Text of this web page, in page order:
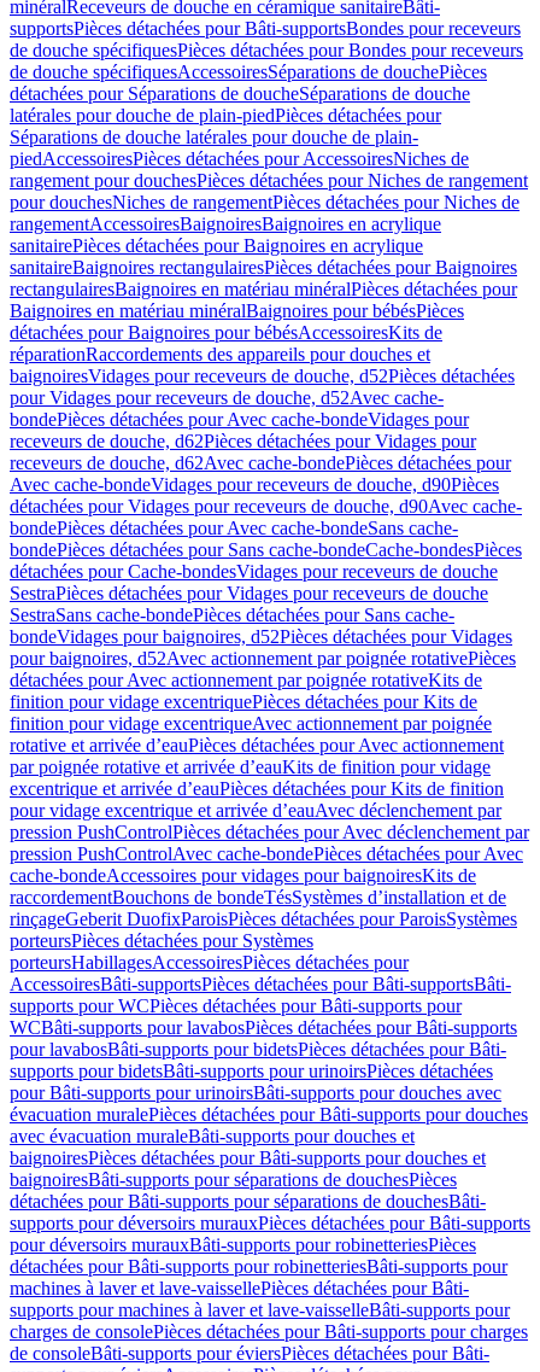
minéralReceveurs de douche en céramique sanitaireBâti-
supportsPièces détachées pour Bâti-supportsBondes pour receveurs
de douche spécifiquesPièces détachées pour Bondes pour receveurs
de douche spécifiquesAccessoiresSéparations de douchePièces
détachées pour Séparations de doucheSéparations de douche
latérales pour douche de plain-piedPièces détachées pour
Séparations de douche latérales pour douche de plain-
piedAccessoiresPièces détachées pour AccessoiresNiches de
rangement pour douchesPièces détachées pour Niches de rangement
pour douchesNiches de rangementPièces détachées pour Niches de
rangementAccessoiresBaignoiresBaignoires en acrylique
sanitairePièces détachées pour Baignoires en acrylique
sanitaireBaignoires rectangulairesPièces détachées pour Baignoires
rectangulairesBaignoires en matériau minéralPièces détachées pour
Baignoires en matériau minéralBaignoires pour bébésPièces
détachées pour Baignoires pour bébésAccessoiresKits de
réparationRaccordements des appareils pour douches et
baignoiresVidages pour receveurs de douche, d52Pièces détachées
pour Vidages pour receveurs de douche, d52Avec cache-
bondePièces détachées pour Avec cache-bondeVidages pour
receveurs de douche, d62Pièces détachées pour Vidages pour
receveurs de douche, d62Avec cache-bondePièces détachées pour
Avec cache-bondeVidages pour receveurs de douche, d90Pièces
détachées pour Vidages pour receveurs de douche, d90Avec cache-
bondePièces détachées pour Avec cache-bondeSans cache-
bondePièces détachées pour Sans cache-bondeCache-bondesPièces
détachées pour Cache-bondesVidages pour receveurs de douche
SestraPièces détachées pour Vidages pour receveurs de douche
SestraSans cache-bondePièces détachées pour Sans cache-
bondeVidages pour baignoires, d52Pièces détachées pour Vidages
pour baignoires, d52Avec actionnement par poignée rotativePièces
détachées pour Avec actionnement par poignée rotativeKits de
finition pour vidage excentriquePièces détachées pour Kits de
finition pour vidage excentriqueAvec actionnement par poignée
rotative et arrivée d’eauPièces détachées pour Avec actionnement
par poignée rotative et arrivée d’eauKits de finition pour vidage
excentrique et arrivée d’eauPièces détachées pour Kits de finition
pour vidage excentrique et arrivée d’eauAvec déclenchement par
pression PushControlPièces détachées pour Avec déclenchement par
pression PushControlAvec cache-bondePièces détachées pour Avec
cache-bondeAccessoires pour vidages pour baignoiresKits de
raccordementBouchons de bondeTésSystèmes d’installation et de
rinçageGeberit DuofixParoisPièces détachées pour ParoisSystèmes
porteursPièces détachées pour Systèmes
porteursHabillagesAccessoiresPièces détachées pour
AccessoiresBâti-supportsPièces détachées pour Bâti-supportsBâti-
supports pour WCPièces détachées pour Bâti-supports pour
WCBâti-supports pour lavabosPièces détachées pour Bâti-supports
pour lavabosBâti-supports pour bidetsPièces détachées pour Bâti-
supports pour bidetsBâti-supports pour urinoirsPièces détachées
pour Bâti-supports pour urinoirsBâti-supports pour douches avec
évacuation muralePièces détachées pour Bâti-supports pour douches
avec évacuation muraleBâti-supports pour douches et
baignoiresPièces détachées pour Bâti-supports pour douches et
baignoiresBâti-supports pour séparations de douchesPièces
détachées pour Bâti-supports pour séparations de douchesBâti-
supports pour déversoirs murauxPièces détachées pour Bâti-supports
pour déversoirs murauxBâti-supports pour robinetteriesPièces
détachées pour Bâti-supports pour robinetteriesBâti-supports pour
machines à laver et lave-vaissellePièces détachées pour Bâti-
supports pour machines à laver et lave-vaisselleBâti-supports pour
charges de consolePièces détachées pour Bâti-supports pour charges
de consoleBâti-supports pour éviersPièces détachées pour Bâti-